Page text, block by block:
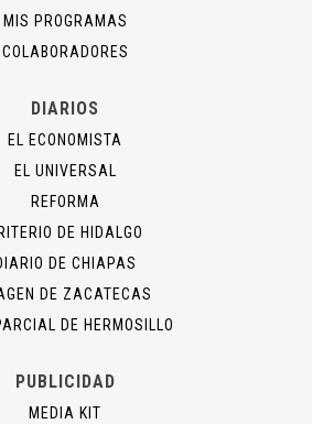
MIS PROGRAMAS
COLABORADORES
DIARIOS
EL ECONOMISTA
EL UNIVERSAL
REFORMA
DE HIDALGO
DE CHIAPAS
DE ZACATECAS
DE HERMOSILLO
PUBLICIDAD
MEDIA KIT